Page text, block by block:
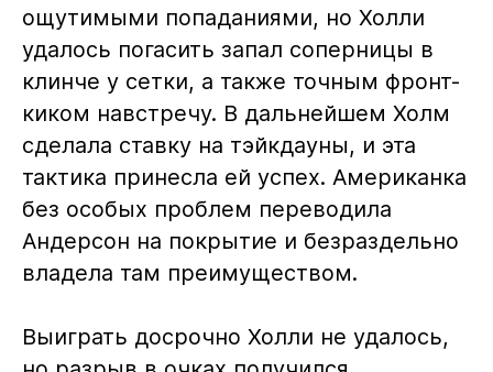
ощутимыми попаданиями, но Холли
удалось погасить запал соперницы в
клинче у сетки, а также точным фронт-
киком навстречу. В дальнейшем Холм
сделала ставку на тэйкдауны, и эта
тактика принесла ей успех. Американка
без особых проблем переводила
Андерсон на покрытие и безраздельно
владела там преимуществом.
Выиграть досрочно Холли не удалось,